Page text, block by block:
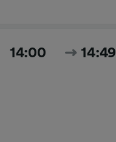
14:00 14:49